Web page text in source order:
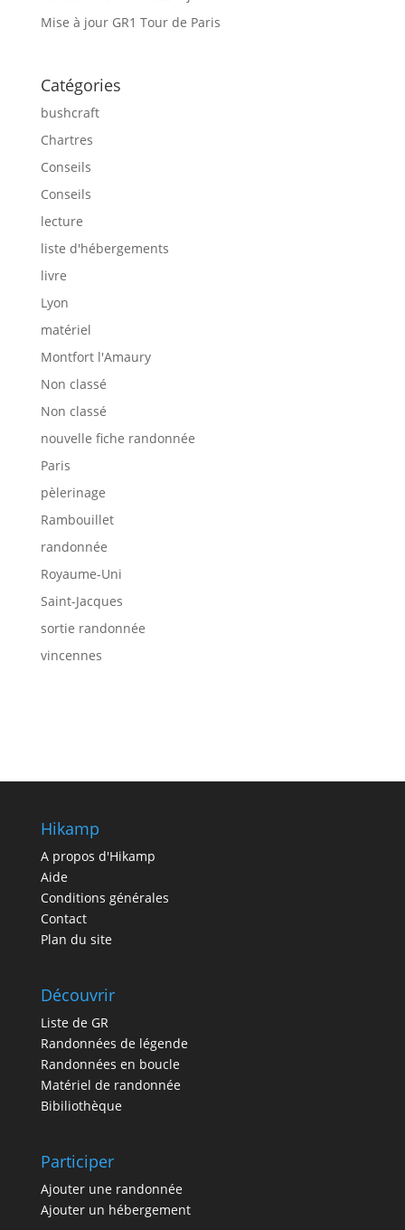
Mise à jour GR1 Tour de Paris
Catégories
bushcraft
Chartres
Conseils
Conseils
lecture
liste d'hébergements
livre
Lyon
matériel
Montfort l'Amaury
Non classé
Non classé
nouvelle fiche randonnée
Paris
pèlerinage
Rambouillet
randonnée
Royaume-Uni
Saint-Jacques
sortie randonnée
vincennes
Hikamp
A propos d'Hikamp
Aide
Conditions générales
Contact
Plan du site
Découvrir
Liste de GR
Randonnées de légende
Randonnées en boucle
Matériel de randonnée
Bibiliothèque
Participer
Ajouter une randonnée
Ajouter un hébergement